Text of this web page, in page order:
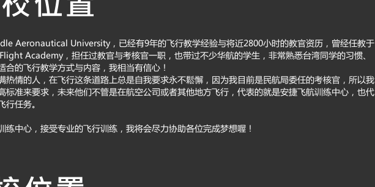
Aeronautical University，已经有9年的飞行教学经验与将近2800小时的教官资历，曾经任教于
Academy，担任过教官与考核官一职，也带过不少华航的学生，非常熟悉台湾同学的习惯、
合的飞行教学方式与内容，我相当有信心！
热情的人，在飞行这条道路上总是自我要求永不鬆懈，因为我目前是民航局委任的考核官，所以我
标准来要求，未来他们不管是在航空公司或者其他地方飞行，代表的就是安捷飞航训练中心，也代
任务。
练中心，接受专业的飞行训练，我将会尽力协助各位完成梦想喔！